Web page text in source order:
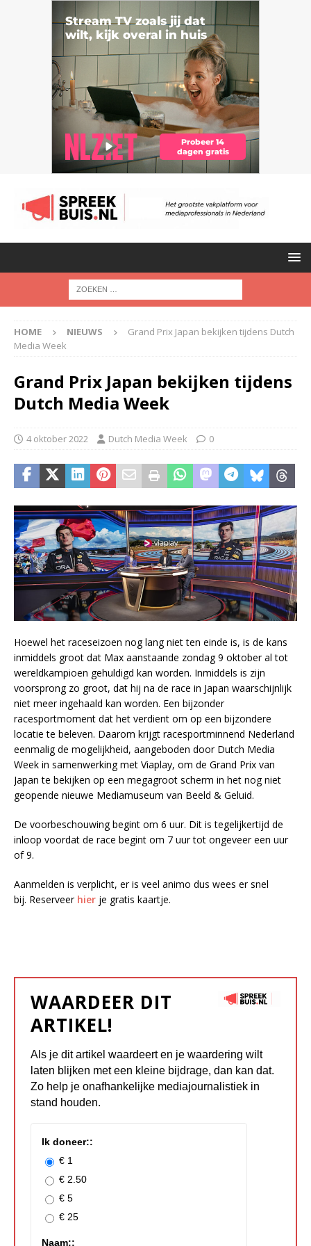
HOME NIEUWS
Grand Prix Japan bekijken tijdens Dutch
Media Week
Grand Prix Japan bekijken tijdens
Dutch Media Week
4 oktober 2022 Dutch Media Week 0
Hoewel het raceseizoen nog lang niet ten einde is, is de kans
inmiddels groot dat Max aanstaande zondag 9 oktober al tot
wereldkampioen gehuldigd kan worden. Inmiddels is zijn
voorsprong zo groot, dat hij na de race in Japan waarschijnlijk
niet meer ingehaald kan worden. Een bijzonder
racesportmoment dat het verdient om op een bijzondere
locatie te beleven. Daarom krijgt racesportminnend Nederland
eenmalig de mogelijkheid, aangeboden door Dutch Media
Week in samenwerking met Viaplay, om de Grand Prix van
Japan te bekijken op een megagroot scherm in het nog niet
geopende nieuwe Mediamuseum van Beeld & Geluid.
De voorbeschouwing begint om 6 uur. Dit is tegelijkertijd de
inloop voordat de race begint om 7 uur tot ongeveer een uur
of 9.
Aanmelden is verplicht, er is veel animo dus wees er snel
bij. Reserveer hier je gratis kaartje.
WAARDEER DIT
ARTIKEL!
Als je dit artikel waardeert en je waardering wilt
laten blijken met een kleine bijdrage, dan kan dat.
Zo help je onafhankelijke mediajournalistiek in
stand houden.
Ik doneer::
€ 1
€ 2.50
€ 5
€ 25
Naam::